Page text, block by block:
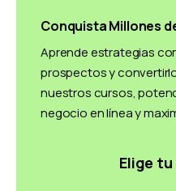
Conquista Millones
Aprende estrategias
prospectos y
nuestros cursos,
negocio en línea y
Elige